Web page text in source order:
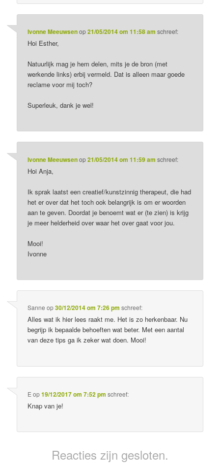
Ivonne Meeuwsenop21/05/2014 om 11:58 am schreef:
Hoi Esther,
Natuurlijk mag je hem delen, mits je de bron (met
werkende links) erbij vermeld. Dat is alleen maar goede
reclame voor mij toch?
Superleuk, dank je wel!
Ivonne Meeuwsenop21/05/2014 om 11:59 am schreef:
Hoi Anja,
Ik sprak laatst een creatief/kunstzinnig therapeut, die had
het er over dat het toch ook belangrijk is om er woorden
aan te geven. Doordat je benoemt wat er (te zien) is krijg
je meer helderheid over waar het over gaat voor jou.
Mooi!
Ivonne
Sanne op30/12/2014 om 7:26 pm schreef:
Alles wat ik hier lees raakt me. Het is zo herkenbaar. Nu
begrijp ik bepaalde behoeften wat beter. Met een aantal
van deze tips ga ik zeker wat doen. Mooi!
E op19/12/2017 om 7:52 pm schreef:
Knap van je!
Reacties zijn gesloten.